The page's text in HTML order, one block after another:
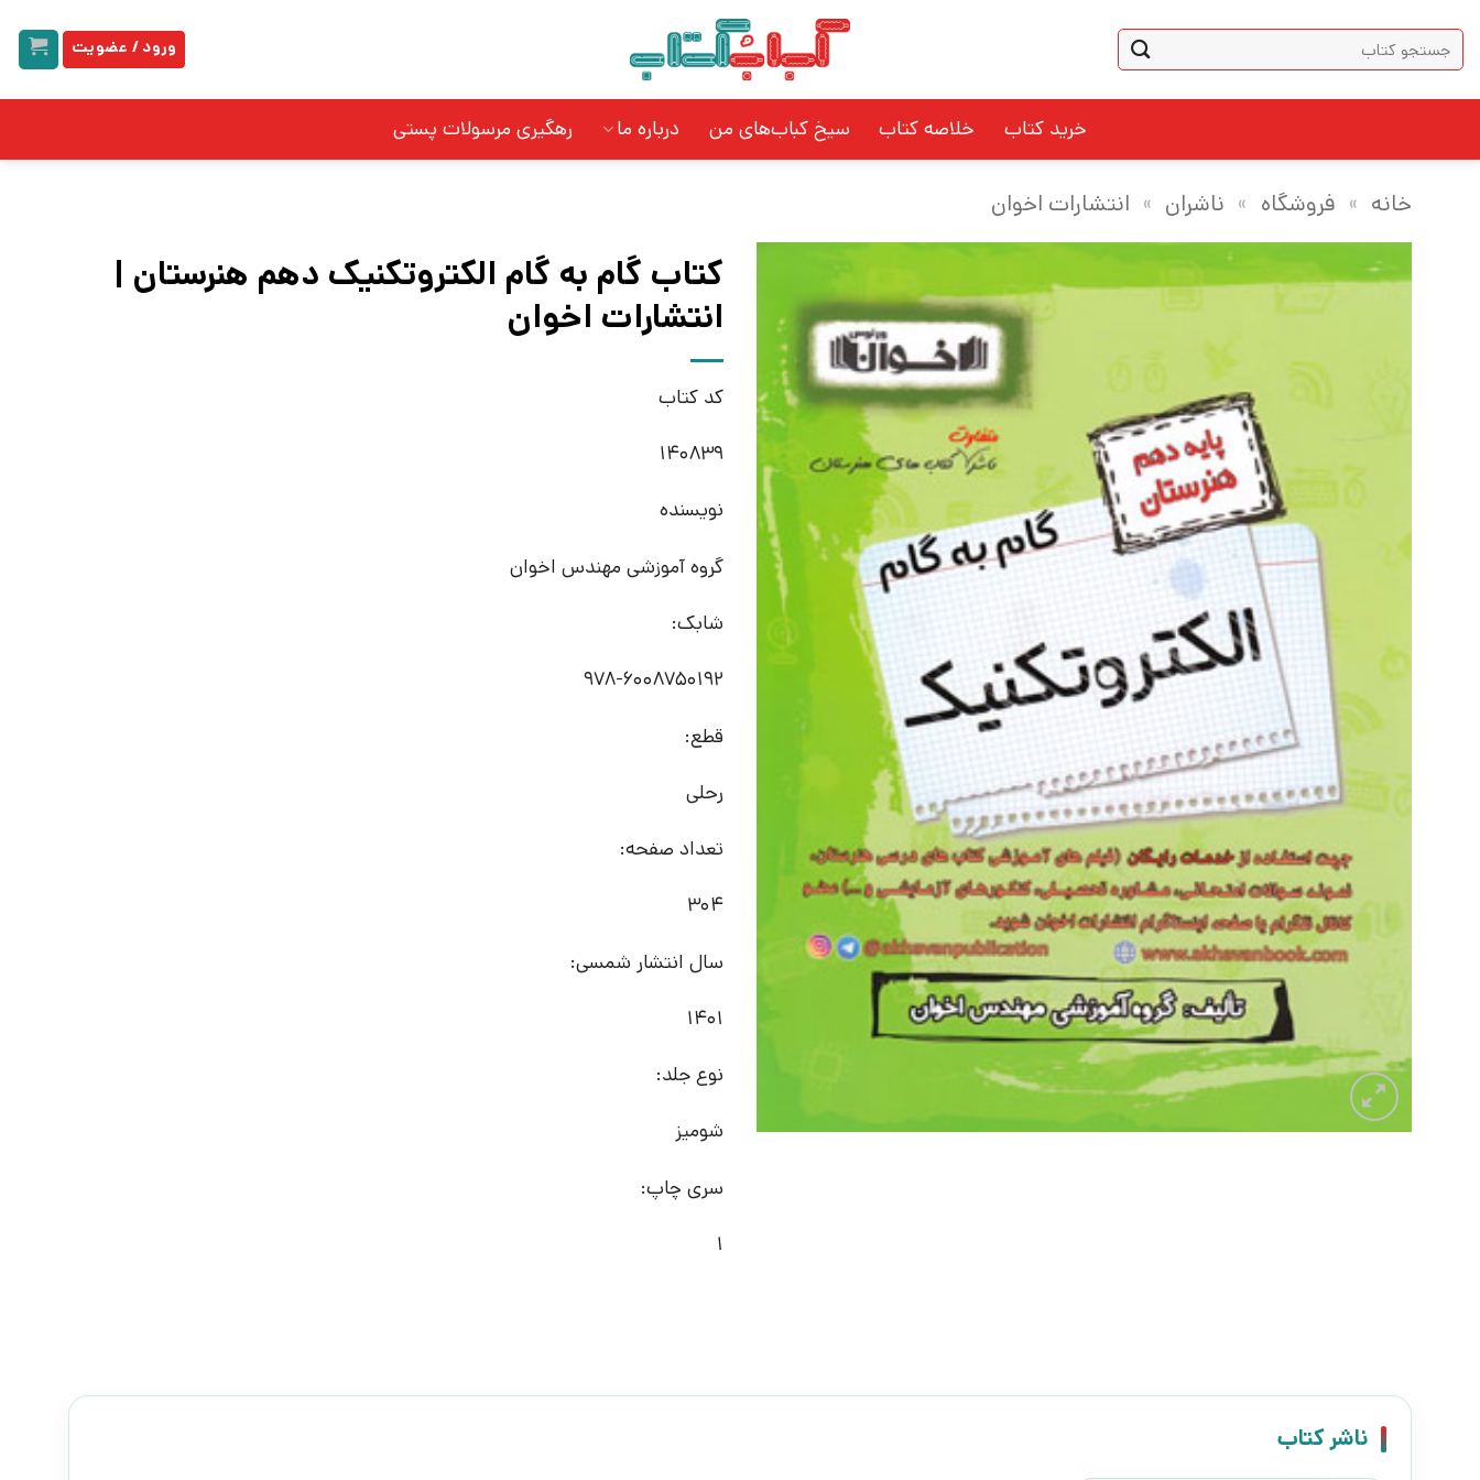
content
جستجو
برای:
ورود / عضویت
خرید کتاب خلاصه کتاب سیخ کباب‌های من درباره ما رهگیری مرسولات پستی
خانه » فروشگاه » ناشران » انتشارات اخوان
کتاب گام به گام الکتروتکنیک دهم هنرستان |
انتشارات اخوان
کد کتاب
140839
نویسنده
گروه آموزشی مهندس اخوان
شابک:
978-6008750192
قطع:
رحلی
تعداد صفحه:
304
سال انتشار شمسی:
1401
نوع جلد:
شومیز
سری چاپ:
1
ناشر کتاب